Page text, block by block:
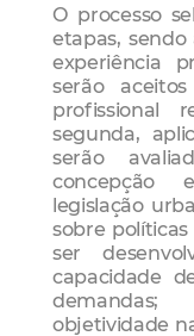
O processo
etapas,
experiência
serão
profissional
segunda,
serão
concepção
legislação
sobre
ser
capacidade
objetividade